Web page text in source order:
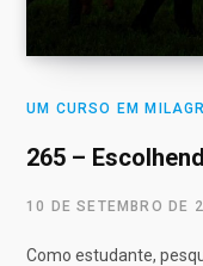
UM CURSO EM
265 –
10 DE SETEMBRO DE
Como estudante,